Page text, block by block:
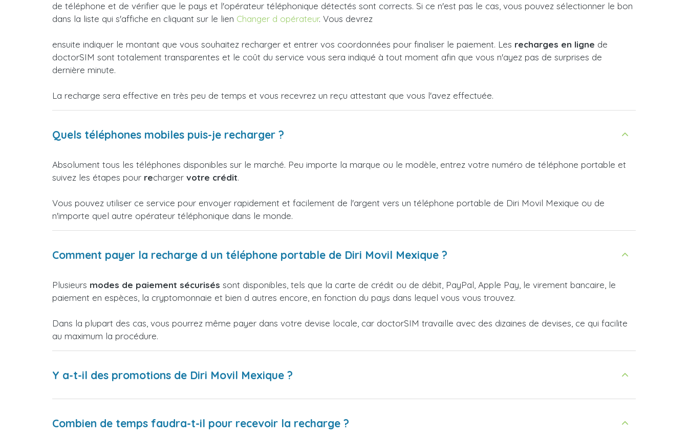
de téléphone et de vérifier que le pays et l'opérateur téléphonique détectés sont corrects. Si ce n'est pas le cas, vous pouvez sélectionner le bon
dans la liste qui s'affiche en cliquant sur le lien Changer d opérateur. Vous devrez
ensuite indiquer le montant que vous souhaitez recharger et entrer vos coordonnées pour finaliser le paiement. Les recharges en ligne de
doctorSIM sont totalement transparentes et le coût du service vous sera indiqué à tout moment afin que vous n'ayez pas de surprises de
dernière minute.
La recharge sera effective en très peu de temps et vous recevrez un reçu attestant que vous l'avez effectuée.
Quels téléphones mobiles puis-je recharger ?
Absolument tous les téléphones disponibles sur le marché. Peu importe la marque ou le modèle, entrez votre numéro de téléphone portable et
suivez les étapes pour recharger votre crédit.
Vous pouvez utiliser ce service pour envoyer rapidement et facilement de l'argent vers un téléphone portable de Diri Movil Mexique ou de
n'importe quel autre opérateur téléphonique dans le monde.
Comment payer la recharge d un téléphone portable de Diri Movil Mexique ?
Plusieurs modes de paiement sécurisés sont disponibles, tels que la carte de crédit ou de débit, PayPal, Apple Pay, le virement bancaire, le
paiement en espèces, la cryptomonnaie et bien d autres encore, en fonction du pays dans lequel vous vous trouvez.
Dans la plupart des cas, vous pourrez même payer dans votre devise locale, car doctorSIM travaille avec des dizaines de devises, ce qui facilite
au maximum la procédure.
Y a-t-il des promotions de Diri Movil Mexique ?
Combien de temps faudra-t-il pour recevoir la recharge ?